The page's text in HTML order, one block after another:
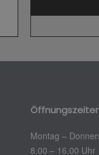
Montag –
8.00 – 16.00 Uhr